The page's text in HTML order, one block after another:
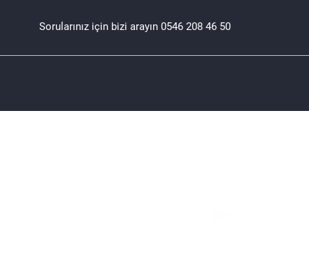
Sorularınız için bizi arayın 0546 208 46 50